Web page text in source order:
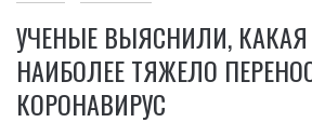
УЧЕНЫЕ ВЫЯСНИЛИ, КАКАЯ
НАИБОЛЕЕ ТЯЖЕЛО
КОРОНАВИРУС